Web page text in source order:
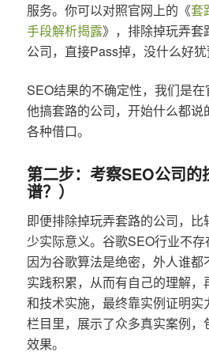
服务。你可以对照官网上的《套
手段解析揭露》，排除掉玩弄套
公司，直接Pass掉，没什么好犹
SEO结果的不确定性，我们是
他搞套路的公司，开始什么都说
各种借口。
第二步：考察SEO公司的
谱？）
即便排除掉玩弄套路的公司，比
少实际意义。谷歌SEO行业不存
因为谷歌算法是绝密，外人谁都
实践积累，从而有自己的理解
和技术实施，最终靠实例证明实
栏目里，展示了众多真实案例，
效果。